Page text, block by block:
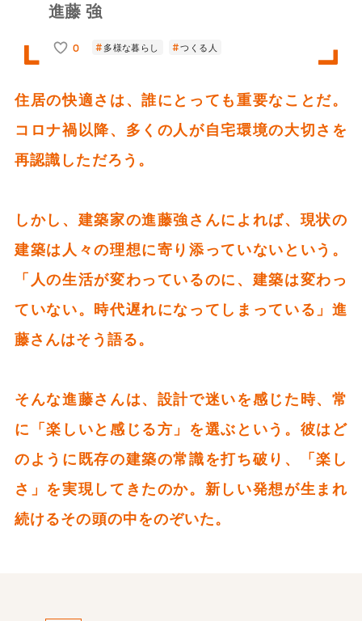
進藤 強
0 多様な暮らし つくる人
住居の快適さは、誰にとっても重要なことだ。
コロナ禍以降、多くの人が自宅環境の大切さを
再認識しただろう。
しかし、建築家の進藤強さんによれば、現状の
建築は人々の理想に寄り添っていないという。
「人の生活が変わっているのに、建築は変わっ
ていない。時代遅れになってしまっている」進
藤さんはそう語る。
そんな進藤さんは、設計で迷いを感じた時、常
に「楽しいと感じる方」を選ぶという。彼はど
のように既存の建築の常識を打ち破り、「楽し
さ」を実現してきたのか。新しい発想が生まれ
続けるその頭の中をのぞいた。